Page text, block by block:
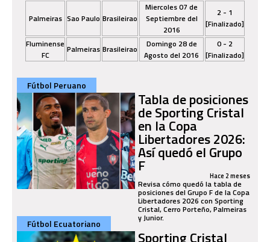
Palmeiras Sao Paulo Brasileirao
Miercoles 07 de
Septiembre del
2016
2 - 1
[Finalizado]
Fluminense
FC
Palmeiras Brasileirao
Domingo 28 de
Agosto del 2016
0 - 2
[Finalizado]
Fútbol Peruano
Tabla de posiciones
de Sporting Cristal
en la Copa
Libertadores 2026:
Así quedó el Grupo
F Hace 2 meses
Revisa cómo quedó la tabla de
posiciones del Grupo F de la Copa
Libertadores 2026 con Sporting
Cristal, Cerro Porteño, Palmeiras
y Junior.
Fútbol Ecuatoriano
Sporting Cristal